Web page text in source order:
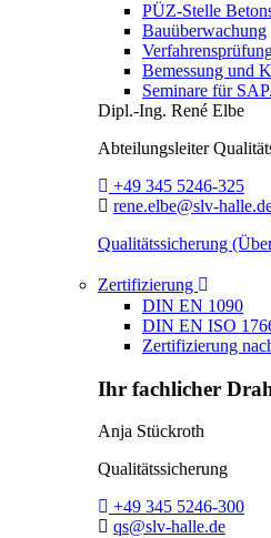
PÜZ-Stelle
Bauüberwachung
Bemessung und
Seminare für
Dipl.-Ing. René Elbe
Abteilungsleiter
Telefon:
+49 345 5246-325
E-Mail:
rene.elbe@slv-
Qualitätssicherung
Zertifizierung Toggle
DIN EN 1090
DIN EN ISO
Zertifizierung
Ihr fachlicher
Anja Stückroth
Qualitätssicherung
Telefon:
+49 345 5246-300
E-Mail:
qs@slv-halle.de